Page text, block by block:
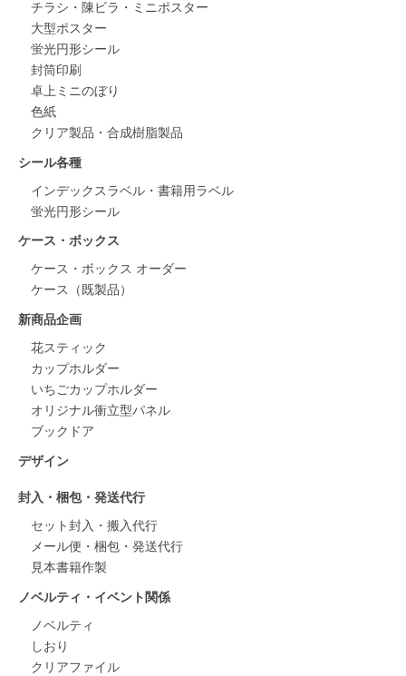
チラシ・陳ビラ・ミニポスター
大型ポスター
蛍光円形シール
封筒印刷
卓上ミニのぼり
色紙
クリア製品・合成樹脂製品
シール各種
インデックスラベル・書籍用ラベル
蛍光円形シール
ケース・ボックス
ケース・ボックス オーダー
ケース（既製品）
新商品企画
花スティック
カップホルダー
いちごカップホルダー
オリジナル衝立型パネル
ブックドア
デザイン
封入・梱包・発送代行
セット封入・搬入代行
メール便・梱包・発送代行
見本書籍作製
ノベルティ・イベント関係
ノベルティ
しおり
クリアファイル